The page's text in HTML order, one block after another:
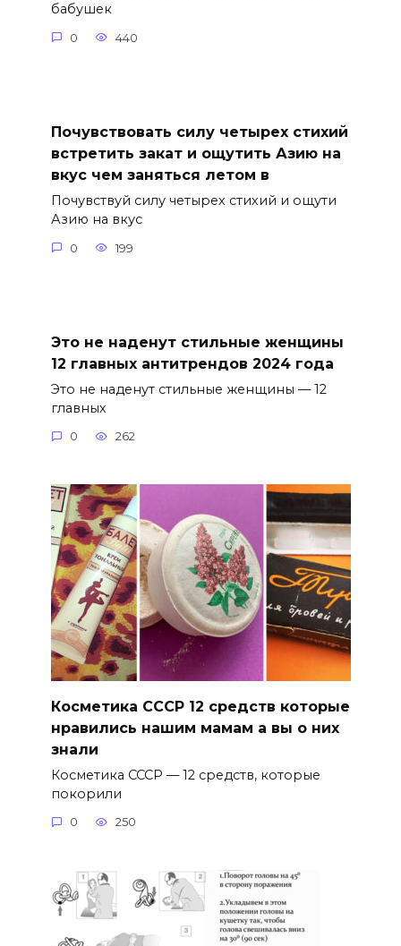
бабушек
0 440
Почувствовать силу четырех стихий
встретить закат и ощутить Азию на
вкус чем заняться летом в
Почувствуй силу четырех стихий и ощути
Азию на вкус
0 199
Это не наденут стильные женщины
12 главных антитрендов 2024 года
Это не наденут стильные женщины — 12
главных
0 262
Косметика СССР 12 средств которые
нравились нашим мамам а вы о них
знали
Косметика СССР — 12 средств, которые
покорили
0 250